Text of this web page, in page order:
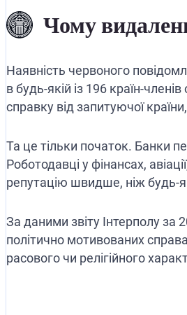
Чому
Наявність червоного
в будь-якій із 196 країн-
справку від запитуючої
Та це тільки початок. Банки
Роботодавці у фінансах,
репутацію швидше, ніж будь-
За даними звіту Інтерполу за
політично мотивованих
расового чи релігійного